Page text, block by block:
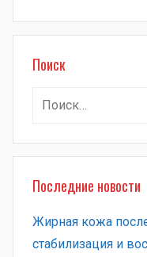
Поиск
Найти:
Последние новости
Жирная кожа
стабилизация и